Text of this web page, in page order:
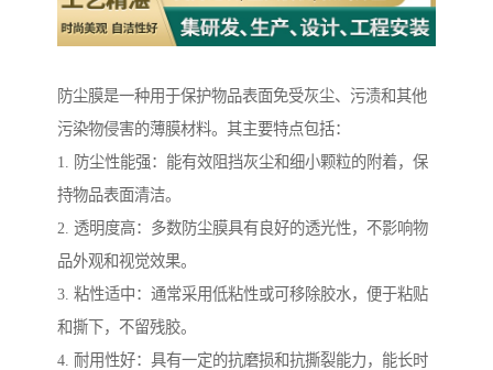
防尘膜是一种用于保护物品表面免受灰尘、污渍和其他
污染物侵害的薄膜材料。其主要特点包括：
1. 防尘性能强：能有效阻挡灰尘和细小颗粒的附着，保
持物品表面清洁。
2. 透明度高：多数防尘膜具有良好的透光性，不影响物
品外观和视觉效果。
3. 粘性适中：通常采用低粘性或可移除胶水，便于粘贴
和撕下，不留残胶。
4. 耐用性好：具有一定的抗磨损和抗撕裂能力，能长时